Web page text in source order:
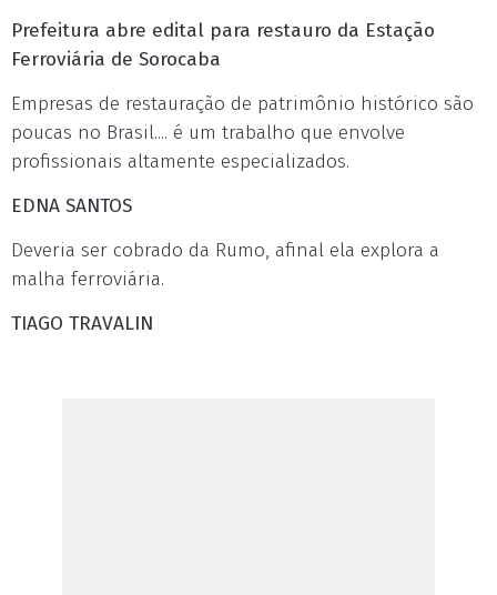
Prefeitura abre edital para restauro da Estação
Ferroviária de Sorocaba
Empresas de restauração de patrimônio histórico são
poucas no Brasil.... é um trabalho que envolve
profissionais altamente especializados.
EDNA SANTOS
Deveria ser cobrado da Rumo, afinal ela explora a
malha ferroviária.
TIAGO TRAVALIN